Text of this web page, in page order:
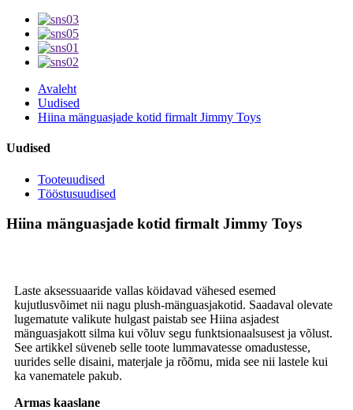
Avaleht
Uudised
Hiina mänguasjade kotid firmalt Jimmy Toys
Uudised
Tooteuudised
Tööstusuudised
Hiina mänguasjade kotid firmalt Jimmy Toys
Laste aksessuaaride vallas köidavad vähesed esemed
kujutlusvõimet nii nagu plush-mänguasjakotid. Saadaval olevate
lugematute valikute hulgast paistab see Hiina asjadest
mänguasjakott silma kui võluv segu funktsionaalsusest ja võlust.
See artikkel süveneb selle toote lummavatesse omadustesse,
uurides selle disaini, materjale ja rõõmu, mida see nii lastele kui
ka vanematele pakub.
Armas kaaslane